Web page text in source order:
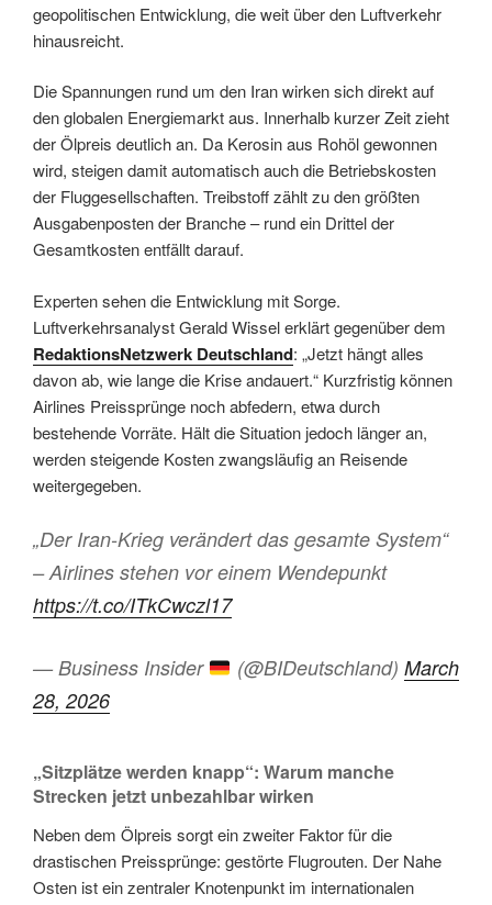
geopolitischen Entwicklung, die weit über den Luftverkehr
hinausreicht.
Die Spannungen rund um den Iran wirken sich direkt auf
den globalen Energiemarkt aus. Innerhalb kurzer Zeit zieht
der Ölpreis deutlich an. Da Kerosin aus Rohöl gewonnen
wird, steigen damit automatisch auch die Betriebskosten
der Fluggesellschaften. Treibstoff zählt zu den größten
Ausgabenposten der Branche – rund ein Drittel der
Gesamtkosten entfällt darauf.
Experten sehen die Entwicklung mit Sorge.
Luftverkehrsanalyst Gerald Wissel erklärt gegenüber dem
RedaktionsNetzwerk Deutschland: „Jetzt hängt alles
davon ab, wie lange die Krise andauert.“ Kurzfristig können
Airlines Preissprünge noch abfedern, etwa durch
bestehende Vorräte. Hält die Situation jedoch länger an,
werden steigende Kosten zwangsläufig an Reisende
weitergegeben.
„Der Iran-Krieg verändert das gesamte System“
– Airlines stehen vor einem Wendepunkt
https://t.co/ITkCwczl17
— Business Insider (@BIDeutschland) March
28, 2026
„Sitzplätze werden knapp“: Warum manche
Strecken jetzt unbezahlbar wirken
Neben dem Ölpreis sorgt ein zweiter Faktor für die
drastischen Preissprünge: gestörte Flugrouten. Der Nahe
Osten ist ein zentraler Knotenpunkt im internationalen